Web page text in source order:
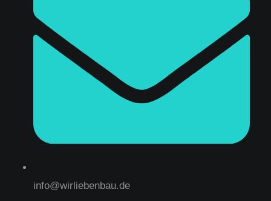
info@wirliebenbau.de